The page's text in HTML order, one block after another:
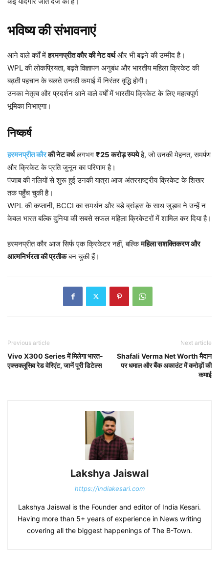
भविष्य की संभावनाएं
आने वाले वर्षों मेंहरमनप्रीत कौर की नेट वर्थऔर भी बढ़ने की उम्मीद है।
WPL की लोकप्रियता, बढ़ते विज्ञापन अनुबंध और भारतीय महिला क्रिकेट की
बढ़ती पहचान के चलते उनकी कमाई में निरंतर वृद्धि होगी।
उनका नेतृत्व और प्रदर्शन आने वाले वर्षों में भारतीय क्रिकेट के लिए महत्वपूर्ण
भूमिका निभाएगा।
निष्कर्ष
हरमनप्रीत कौरकी नेट वर्थलगभग ₹25 करोड़ रुपयेहै, जो उनकी मेहनत, समर्पण
और क्रिकेट के प्रति जुनून का परिणाम है।
पंजाब की गलियों से शुरू हुई उनकी यात्रा आज अंतरराष्ट्रीय क्रिकेट के शिखर
तक पहुँच चुकी है।
WPL की कप्तानी, BCCI का समर्थन और बड़े ब्रांड्स के साथ जुड़ाव ने उन्हें न
केवल भारत बल्कि दुनिया की सबसे सफल महिला क्रिकेटरों में शामिल कर दिया है।
हरमनप्रीत कौर आज सिर्फ एक क्रिकेटर नहीं, बल्किमहिला सशक्तिकरण और
आत्मनिर्भरता की प्रतीकबन चुकी हैं।
Previous article
Vivo X300 Series में मिलेगा भारत-
एक्सक्लूसिव रेड वेरिएंट, जानें पूरी डिटेल्स
Next article
Shafali Verma Net Worth मैदान
पर धमाल और बैंक अकाउंट में करोड़ों की
कमाई
Lakshya Jaiswal
https://indiakesari.com
Lakshya Jaiswal is the Founder and editor of India Kesari.
Having more than 5+ years of experience in News writing
covering all the biggest happenings of The B-Town.